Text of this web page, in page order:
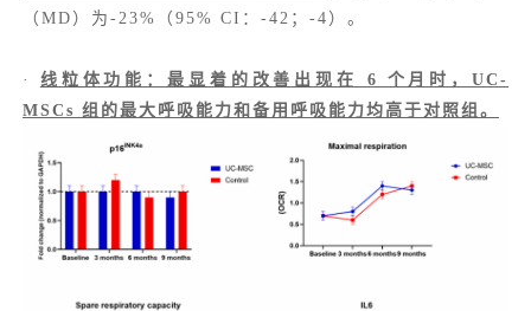
（MD）为-23%（95% CI：-42；-4）。
· 线粒体功能：最显着的改善出现在 6 个月时，UC-
MSCs 组的最大呼吸能力和备用呼吸能力均高于对照组。